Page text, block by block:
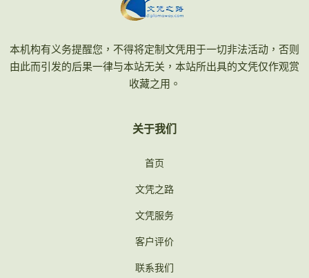
本机构有义务提醒您，不得将定制文凭用于一切非法活动，否则
由此而引发的后果一律与本站无关，本站所出具的文凭仅作观赏
收藏之用。
关于我们
首页
文凭之路
文凭服务
客户评价
联系我们